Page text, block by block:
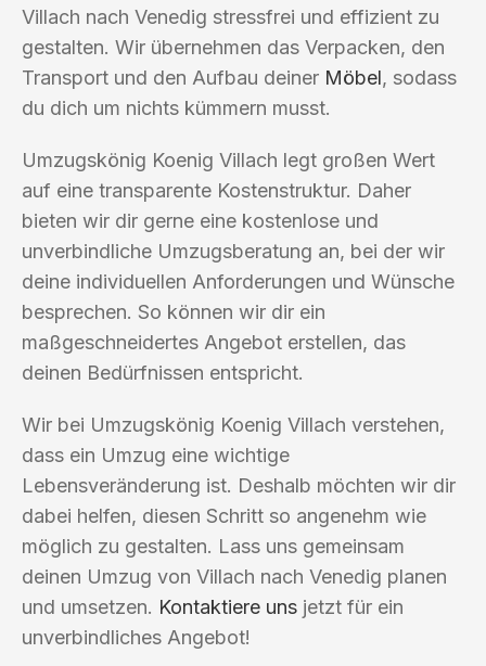
Villach nach Venedig stressfrei und effizient zu
gestalten. Wir übernehmen das Verpacken, den
Transport und den Aufbau deiner Möbel, sodass
du dich um nichts kümmern musst.
Umzugskönig Koenig Villach legt großen Wert
auf eine transparente Kostenstruktur. Daher
bieten wir dir gerne eine kostenlose und
unverbindliche Umzugsberatung an, bei der wir
deine individuellen Anforderungen und Wünsche
besprechen. So können wir dir ein
maßgeschneidertes Angebot erstellen, das
deinen Bedürfnissen entspricht.
Wir bei Umzugskönig Koenig Villach verstehen,
dass ein Umzug eine wichtige
Lebensveränderung ist. Deshalb möchten wir dir
dabei helfen, diesen Schritt so angenehm wie
möglich zu gestalten. Lass uns gemeinsam
deinen Umzug von Villach nach Venedig planen
und umsetzen. Kontaktiere uns jetzt für ein
unverbindliches Angebot!